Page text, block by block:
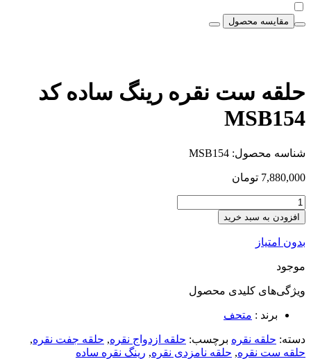
مقایسه محصول
حلقه ست نقره رینگ ساده کد
MSB154
شناسه محصول: MSB154
7,880,000 تومان
افزودن به سبد خرید
بدون امتیاز
موجود
ویژگی‌های کلیدی محصول
برند : متحف
دسته: حلقه نقره برچسب: حلقه ازدواج نقره, حلقه جفت نقره,
حلقه ست نقره, حلقه نامزدی نقره, رینگ نقره ساده